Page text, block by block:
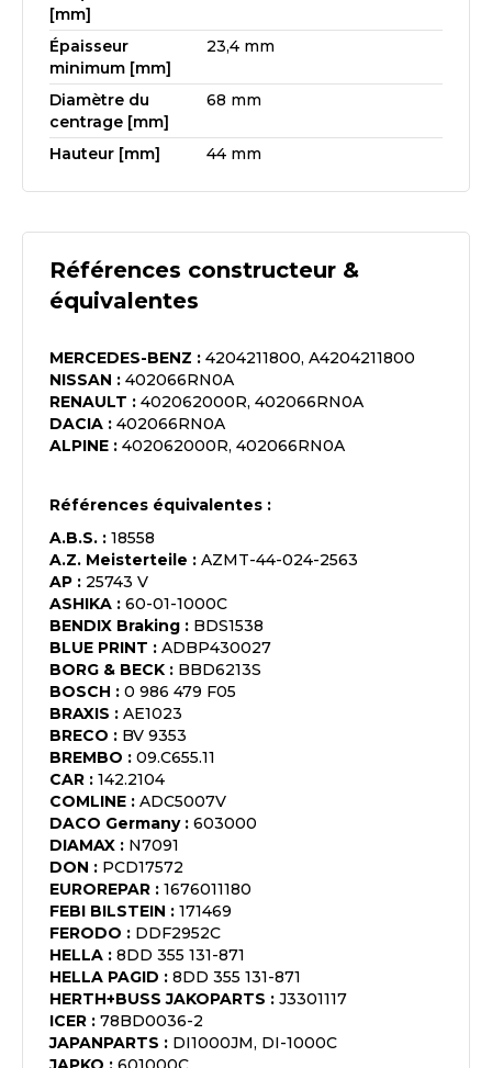
[mm]
Épaisseur
minimum [mm]
23,4 mm
Diamètre du
centrage [mm]
68 mm
Hauteur [mm] 44 mm
Références constructeur &
équivalentes
MERCEDES-BENZ : 4204211800, A4204211800
NISSAN : 402066RN0A
RENAULT : 402062000R, 402066RN0A
DACIA : 402066RN0A
ALPINE : 402062000R, 402066RN0A
Références équivalentes :
A.B.S. : 18558
A.Z. Meisterteile : AZMT-44-024-2563
AP : 25743 V
ASHIKA : 60-01-1000C
BENDIX Braking : BDS1538
BLUE PRINT : ADBP430027
BORG & BECK : BBD6213S
BOSCH : 0 986 479 F05
BRAXIS : AE1023
BRECO : BV 9353
BREMBO : 09.C655.11
CAR : 142.2104
COMLINE : ADC5007V
DACO Germany: 603000
DIAMAX : N7091
DON : PCD17572
EUROREPAR : 1676011180
FEBI BILSTEIN : 171469
FERODO : DDF2952C
HELLA : 8DD 355 131-871
HELLA PAGID : 8DD 355 131-871
HERTH+BUSS JAKOPARTS : J3301117
ICER : 78BD0036-2
JAPANPARTS : DI1000JM, DI-1000C